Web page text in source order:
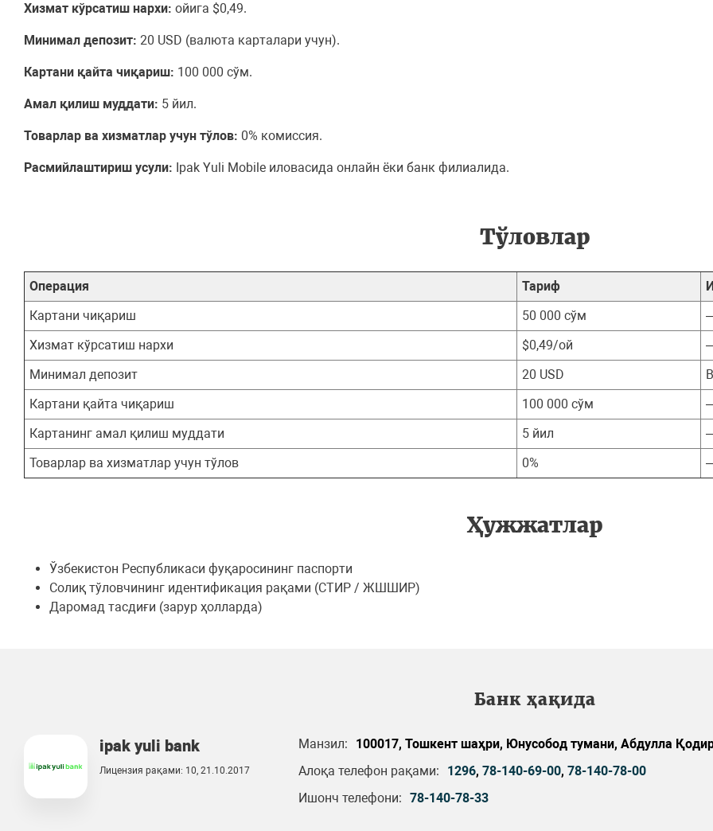
Хизмат кўрсатиш нархи: ойига $0,49.
Минимал депозит: 20 USD (валюта карталари учун).
Картани қайта чиқариш: 100 000 сўм.
Амал қилиш муддати: 5 йил.
Товарлар ва хизматлар учун тўлов: 0% комиссия.
Расмийлаштириш усули: Ipak Yuli Mobile иловасида онлайн ёки банк филиалида.
Тўловлар
Операция Тариф
Картани чиқариш
50 000 сўм
Хизмат кўрсатиш нархи
$0,49/ой
Минимал депозит
20 USD
Картани қайта чиқариш
100 000 сўм
Картанинг амал қилиш муддати
5 йил
Товарлар ва хизматлар учун тўлов
0%
Ҳужжатлар
Ўзбекистон Республикаси фуқаросининг паспорти
Солиқ тўловчининг идентификация рақами (СТИР / ЖШШИР)
Даромад тасдиғи (зарур ҳолларда)
Банк ҳақида
ipak yuli bank
Лицензия рақами: 10, 21.10.2017
Манзил:
100017, Тошкент шаҳри, Юнусобод тумани, Абдулла
Алоқа телефон рақами:
1296,78-140-69-00,78-140-78-00
Ишонч телефони: 78-140-78-33